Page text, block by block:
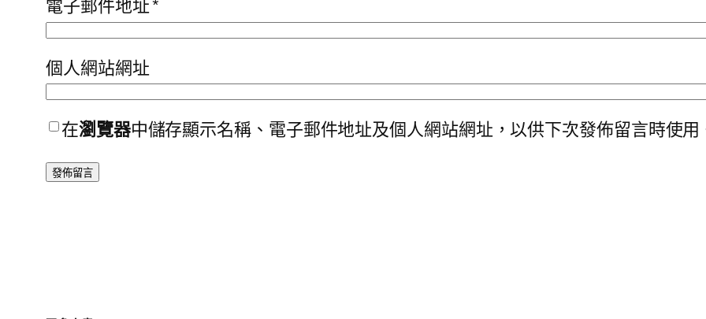
電子郵件地址*
個人網站網址
在瀏覽器中儲存顯示名稱、電子郵件地址及個人網站網址，以供下次發佈留言時使用